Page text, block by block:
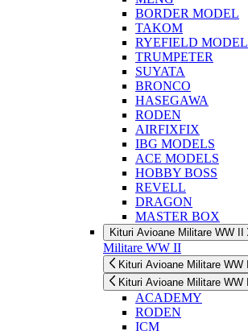
BORDER MODEL
TAKOM
RYEFIELD MODEL
TRUMPETER
SUYATA
BRONCO
HASEGAWA
RODEN
AIRFIXFIX
IBG MODELS
ACE MODELS
HOBBY BOSS
REVELL
DRAGON
MASTER BOX
Kituri Avioane Militare WW II
Militare WW II
Kituri Avioane Militare WW II
Kituri Avioane Militare WW II
ACADEMY
RODEN
ICM